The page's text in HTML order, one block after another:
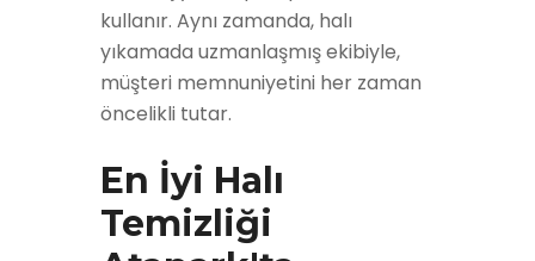
kullanır. Aynı zamanda, halı
yıkamada uzmanlaşmış ekibiyle,
müşteri memnuniyetini her zaman
öncelikli tutar.
En İyi Halı
Temizliği